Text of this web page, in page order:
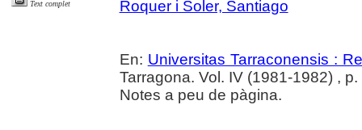
Text complet
Roquer i Soler, Santiago
En: Universitas Tarraconensis :
Tarragona. Vol. IV (1981-1982) ,
Notes a peu de pàgina.